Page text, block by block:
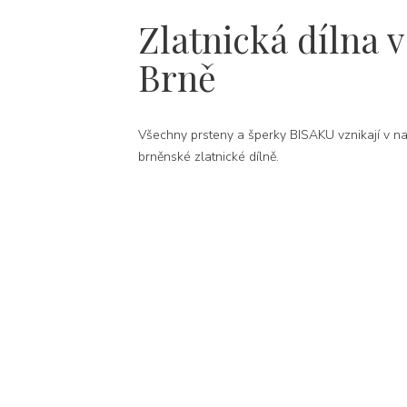
Zlatnická dílna v
Brně
Všechny prsteny a šperky BISAKU vznikají v
brněnské zlatnické dílně.